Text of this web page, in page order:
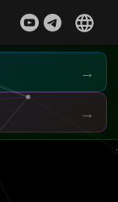
→
→